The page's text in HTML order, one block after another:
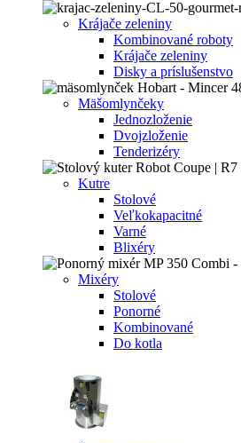
Krájače zeleniny
Kombinované roboty
Krájače zeleniny
Disky a príslušenstvo
Mäšomlynčeky
Jednozloženie
Dvojzloženie
Tenderizéry
Kutre
Stolové
Veľkokapacitné
Varné
Blixéry
Mixéry
Stolové
Ponorné
Kombinované
Do kotla